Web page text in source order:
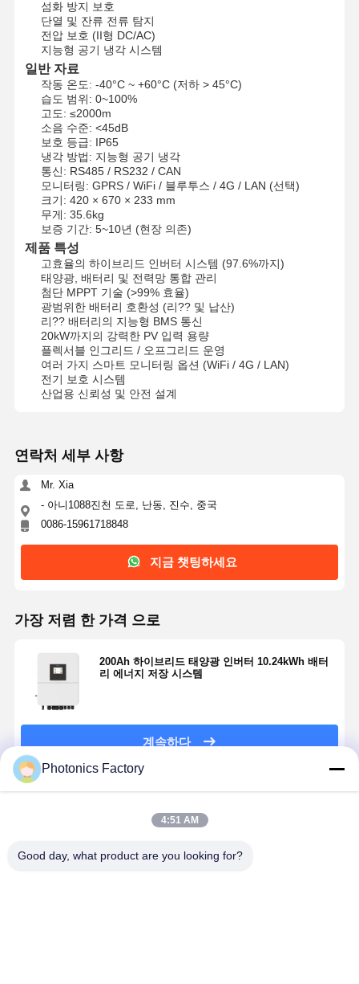
피프 태양열발전시스템
가지고 다닐 수 있는 태양발전기
가전제품
장식용 램프
재생에너지 시스템
에너지 저장 시스템
홈 에너지 관리 시스템
섬화 방지 보호
단열 및 잔류 전류 탐지
전압 보호 (II형 DC/AC)
지능형 공기 냉각 시스템
일반 자료
작동 온도: -40°C ~ +60°C (저하 > 45°C)
습도 범위: 0~100%
고도: ≤2000m
소음 수준: <45dB
보호 등급: IP65
냉각 방법: 지능형 공기 냉각
통신: RS485 / RS232 / CAN
모니터링: GPRS / WiFi / 블루투스 / 4G / LAN (선택)
크기: 420 × 670 × 233 mm
무게: 35.6kg
보증 기간: 5~10년 (현장 의존)
제품 특성
고효율의 하이브리드 인버터 시스템 (97.6%까지)
태양광, 배터리 및 전력망 통합 관리
첨단 MPPT 기술 (>99% 효율)
광범위한 배터리 호환성 (리?? 및 납산)
리?? 배터리의 지능형 BMS 통신
20kW까지의 강력한 PV 입력 용량
플렉서블 인그리드 / 오프그리드 운영
여러 가지 스마트 모니터링 옵션 (WiFi / 4G / LAN)
전기 보호 시스템
산업용 신뢰성 및 안전 설계
연락처 세부 사항
Mr. Xia
- 아니1088진천 도로, 난동, 진수, 중국
0086-15961718848
지금 챗팅하세요
가장 저렴 한 가격 으로
200Ah 하이브리드 태양광 인버터 10.24kWh 배터
리 에너지 저장 시스템
계속하다
Photonics Factory
4:51 AM
Good day, what product are you looking for?